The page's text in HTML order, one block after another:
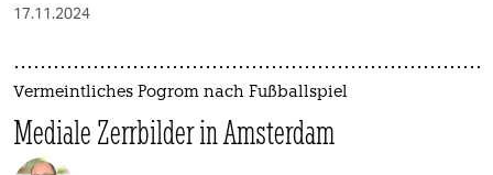
17.11.2024
Vermeintliches Pogrom nach Fußballspiel
Mediale Zerrbilder in Amsterdam